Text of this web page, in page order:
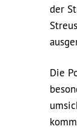
der
Die